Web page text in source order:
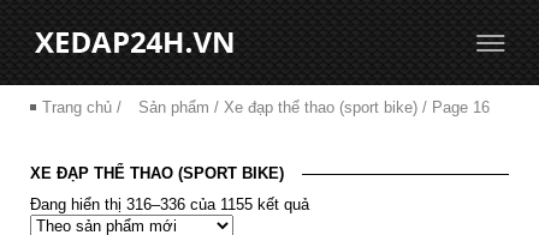
Trang chủ / Sản phẩm / Xe đạp thể thao (sport bike) / Page 16
XE ĐẠP THỂ THAO (SPORT BIKE)
Đang hiển thị 316–336 của 1155 kết quả